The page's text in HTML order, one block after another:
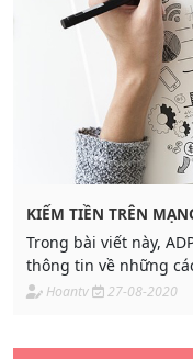
KIẾM TIỀN TRÊN
Trong bài viết này,
thông tin về những
đơn giản với 8 cách
Hoantv 27-08-2020